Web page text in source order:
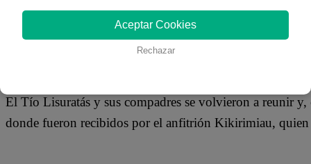
Redacción Latina
16 de septiembre 2018
El Tío Lisuratás y sus compadres se volvieron a reunir
donde fueron recibidos por el anfitrión Kikirimiau, quien
Aceptar Cookies
Rechazar